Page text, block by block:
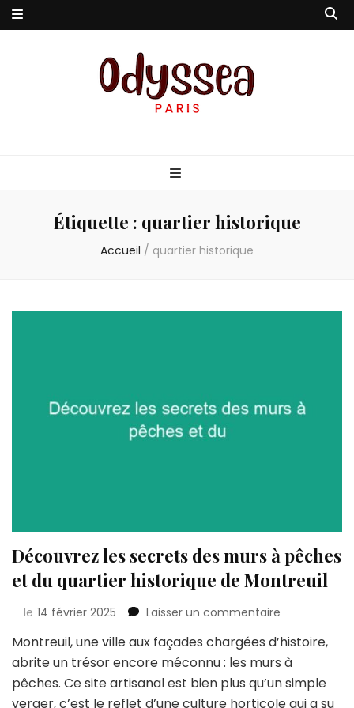
Étiquette : quartier historique
Accueil / quartier historique
Découvrez les secrets des murs à pêches
et du quartier historique de Montreuil
le 14 février 2025 Laisser un commentaire
les
secrets
des
murs
Montreuil, une ville aux façades chargées d’histoire,
abrite un trésor encore méconnu : les murs à
pêches. Ce site artisanal est bien plus qu’un simple
verger, c’est le reflet d’une culture horticole qui a su